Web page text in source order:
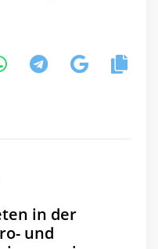
in der
und